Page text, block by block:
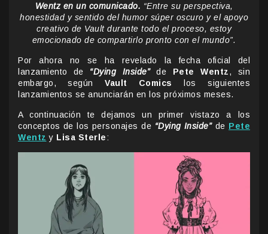
Wentz en un comunicado. “Entre su perspectiva,
honestidad y sentido del humor súper oscuro y el apoyo
creativo de Vault durante todo el proceso, estoy
emocionado de compartirlo pronto con el mundo”.
Por ahora no se ha revelado la fecha oficial del
lanzamiento de “Dying Inside”de Pete Wentz, sin
embargo, segúnVault Comics
los siguientes
lanzamientos se anunciarán en los próximos meses.
A continuación te dejamos un primer vistazo a los
conceptos de los personajes de “Dying Inside”de Pete
Wentz y Lisa Sterle: